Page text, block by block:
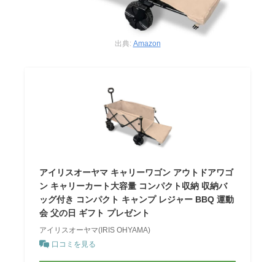
出典: Amazon
アイリスオーヤマ キャリーワゴン アウトドアワゴ
ン キャリーカート大容量 コンパクト収納 収納バ
ッグ付き コンパクト キャンプ レジャー BBQ 運動
会 父の日 ギフト プレゼント
アイリスオーヤマ(IRIS OHYAMA)
口コミを見る